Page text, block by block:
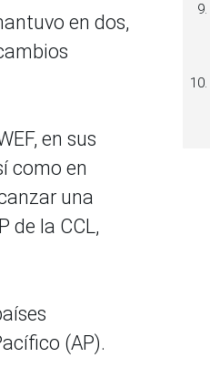
en dos,
en sus
como en
una
de la CCL,
(AP).